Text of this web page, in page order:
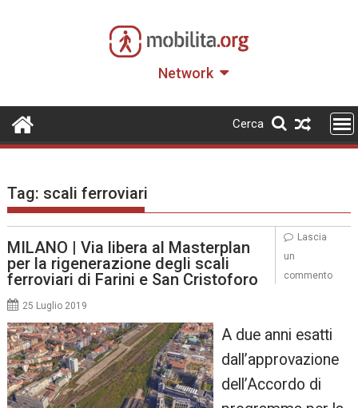
Network
Cerca
Tag: scali ferroviari
MILANO | Via libera al Masterplan
per la rigenerazione degli scali
ferroviari di Farini e San Cristoforo
25 Luglio 2019
A due anni esatti
dall’approvazione
dell’Accordo di
Lascia
un
commento